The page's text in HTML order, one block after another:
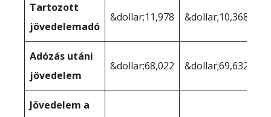
Tartozott
jövedelemadó
&dollar;11,978 &dollar;10,368
Adózás utáni
jövedelem
&dollar;68,022 &dollar;69,632
Jövedelem a